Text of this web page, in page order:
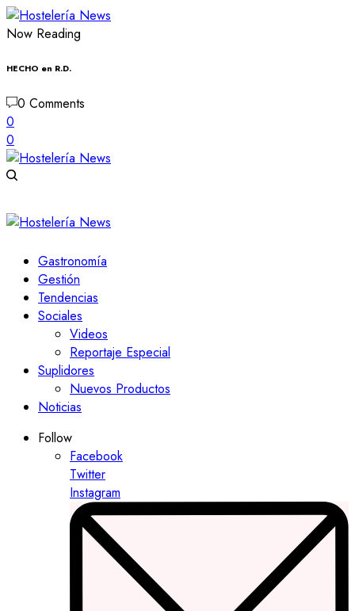
Now Reading
HECHO en R.D.
0 Comments
0
0
Gastronomía
Gestión
Tendencias
Sociales
Videos
Reportaje Especial
Suplidores
Nuevos Productos
Noticias
Follow
Facebook
Twitter
Instagram